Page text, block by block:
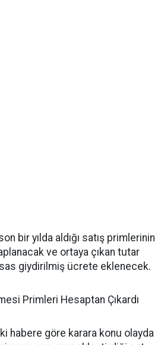
bir yılda aldığı satış primlerinin
ve ortaya çıkan tutar
giydirilmiş ücrete eklenecek.
Primleri Hesaptan Çıkardı
habere göre karara konu olayda